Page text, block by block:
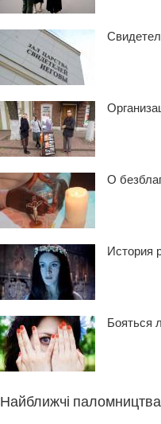
О
История
Бояться
Найближчі паломництва